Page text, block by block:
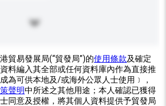
貿易發展局(“貿發局”)的使用條款及確定
料編入其全部或任何資料庫內作為直接推
為可供本地及/或海外公眾人士使用﹞，
聲明中所述之其他用途；本人確認已獲得
同意及授權，將其個人資料提供予貿發局